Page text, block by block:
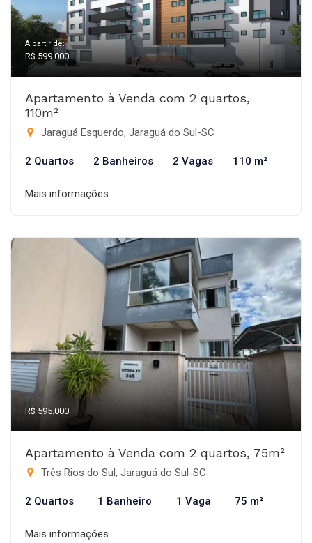
A partir de:
R$ 599.000
Apartamento à Venda com 2 quartos,
110m²
Jaraguá Esquerdo, Jaraguá do Sul-SC
2 Quartos 2 Banheiros 2 Vagas 110 m²
Mais informações
R$ 595.000
Apartamento à Venda com 2 quartos, 75m²
Três Rios do Sul, Jaraguá do Sul-SC
2 Quartos 1 Banheiro 1 Vaga 75 m²
Mais informações